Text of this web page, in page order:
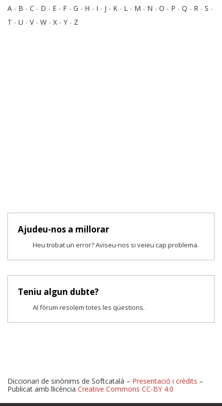
A - B - C - D - E - F - G - H - I - J - K - L - M - N - O - P - Q - R - S -
T - U - V- W - X - Y - Z
Ajudeu-nos a millorar
Heu trobat un error? Aviseu-nos si veieu cap problema.
Teniu algun dubte?
Al fòrum resolem totes les qüestions.
Diccionari de sinònims de Softcatalà – Presentació i crèdits –
Publicat amb llicència Creative Commons CC-BY 4.0